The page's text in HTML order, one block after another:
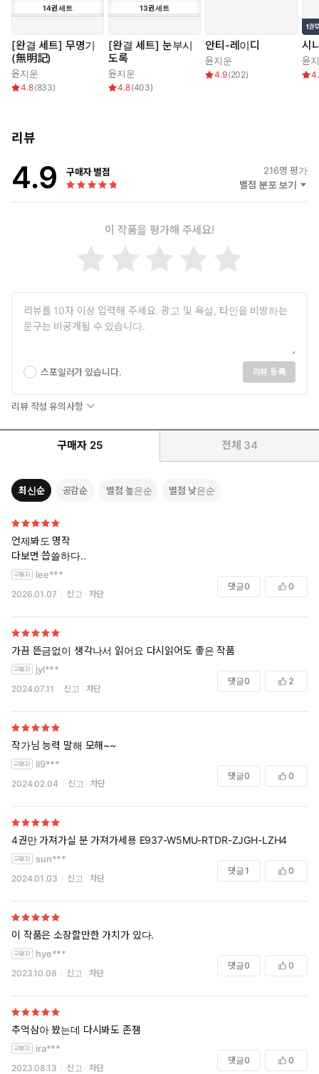
14권세트
[완결 세트] 무명기
(無明記)
윤지운
4.8(833)
13권세트
[완결 세트] 눈부시
도록
윤지운
4.8(403)
안티-레이디
윤지운
4.9(202)
시
윤
리뷰
4.9 구매자 별점 216명 평가
별점 분포 보기
이 작품을 평가해 주세요!
스포일러가 있습니다. 리뷰 등록
리뷰 작성 유의사항
구매자 25 전체 34
최신순 공감순 별점 높은순 별점 낮은순
언제봐도 명작
다보면 씁쓸하다..
lee***
2026.01.07 신고 차단
댓글0 0
가끔 뜬금없이 생각나서 읽어요 다시읽어도 좋은 작품
jyl***
2024.07.11 신고 차단
댓글0 2
작가님 능력 말해 모해~~
ll9***
2024.02.04 신고 차단
댓글0 0
4권만 가져가실 분 가져가세용 E937-W5MU-RTDR-ZJGH-LZH4
sun***
2024.01.03 신고 차단
댓글 1 0
이 작품은 소장할만한 가치가 있다.
hye***
2023.10.08 신고 차단
댓글0 0
추억삼아 봤는데 다시봐도 존잼
ira***
2023.08.13 신고 차단
댓글0 0